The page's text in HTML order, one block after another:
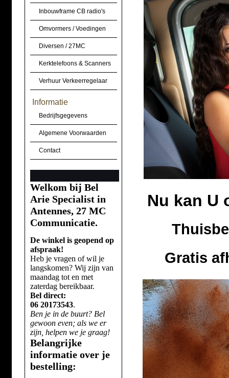
Inbouwframe CB radio's
Omvormers / Voedingen
Diversen / 27MC
Kerktelefoons & Scanners
Verhuur Verkeerregelaar
Informatie
Bedrijfsgegevens
Algemene Voorwaarden
Contact
Welkom bij Bel
Arie Specialist in
Antennes, 27 MC
Communicatie.
De winkel is geopend op
afspraak!
Heb je vragen of wil je
langskomen? Wij zijn van
maandag tot en met
zaterdag bereikbaar.
Bel direct:
06 20173543.
Ben je in de buurt? Bel
gewoon even; als we er
zijn, helpen we je graag!
Belangrijke
informatie over je
bestelling:
Nu kan U
Gratis